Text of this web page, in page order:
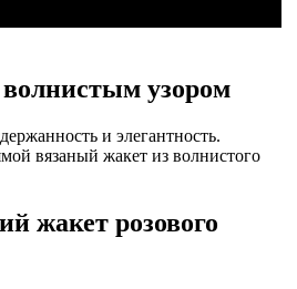
узором
и элегантность.
вязаный жакет из волнистого
жакет розового